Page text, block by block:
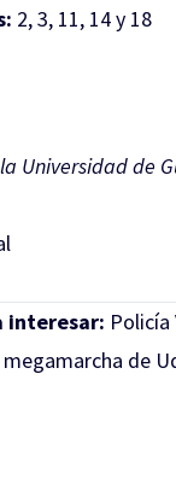
2, 3, 11, 14 y 18
Universidad de
interesar: Policía
de